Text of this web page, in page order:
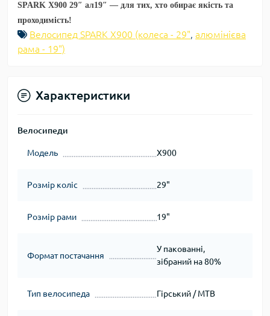
SPARK X900 29″ ал19″ — для тих, хто обирає якість та
проходимість!
Велосипед SPARK X900 (колеса - 29", алюмінієва
рама - 19")
Характеристики
Велосипеди
Модель Х900
Розмір коліс 29"
Розмір рами 19"
Формат постачання
У пакованні,
зібраний на 80%
Тип велосипеда Гірський / MTB